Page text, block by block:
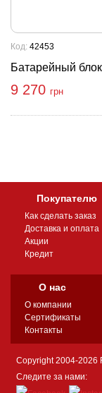
Батарейный
Код: 42453
9 270 грн
Покупателю
Как сделать заказ
Доставка и оплата
Акции
Кредит
О нас
О компании
Сертификаты
Контакты
Copyright 2004-2026
Следите за нами: